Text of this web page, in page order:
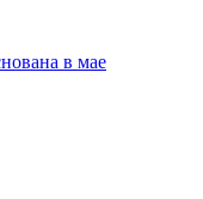
в мае